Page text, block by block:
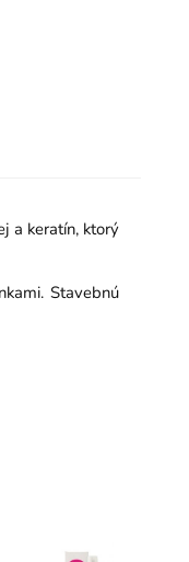
a keratín, ktorý
Stavebnú